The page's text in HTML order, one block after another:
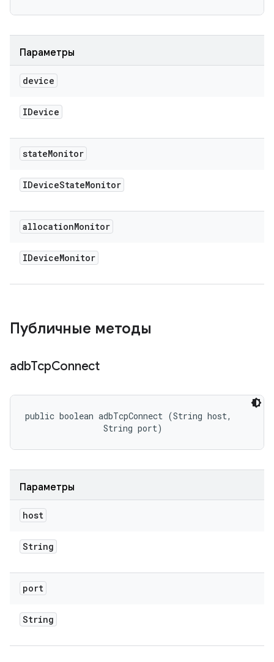
Параметры
device
IDevice
stateMonitor
IDeviceStateMonitor
allocationMonitor
IDeviceMonitor
Публичные методы
adbTcpConnect
public boolean adbTcpConnect (String host,
                String port)
Параметры
host
String
port
String